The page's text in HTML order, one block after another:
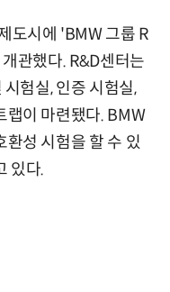
도시에 'BMW 그룹 R
관했다. R&D센터는
험실, 인증 시험실,
랩이 마련됐다. BMW
환성 시험을 할 수 있
있다.